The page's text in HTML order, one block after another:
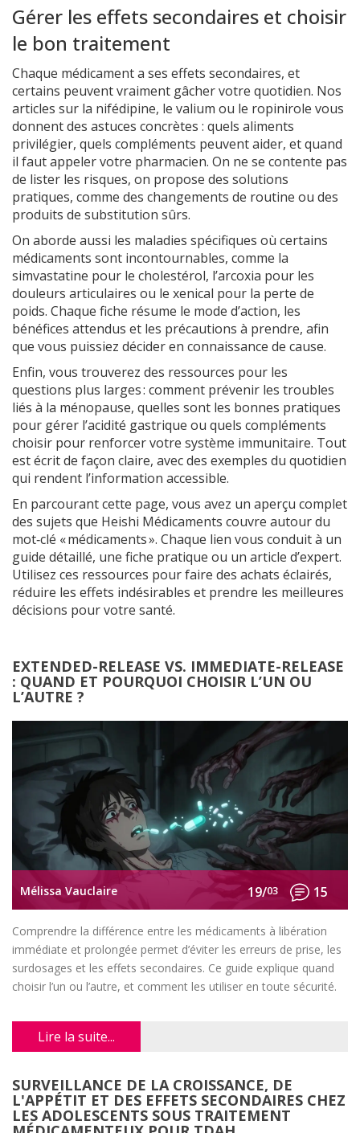
Gérer les effets secondaires et choisir
le bon traitement
Chaque médicament a ses effets secondaires, et
certains peuvent vraiment gâcher votre quotidien. Nos
articles sur la nifédipine, le valium ou le ropinirole vous
donnent des astuces concrètes : quels aliments
privilégier, quels compléments peuvent aider, et quand
il faut appeler votre pharmacien. On ne se contente pas
de lister les risques, on propose des solutions
pratiques, comme des changements de routine ou des
produits de substitution sûrs.
On aborde aussi les maladies spécifiques où certains
médicaments sont incontournables, comme la
simvastatine pour le cholestérol, l’arcoxia pour les
douleurs articulaires ou le xenical pour la perte de
poids. Chaque fiche résume le mode d’action, les
bénéfices attendus et les précautions à prendre, afin
que vous puissiez décider en connaissance de cause.
Enfin, vous trouverez des ressources pour les
questions plus larges : comment prévenir les troubles
liés à la ménopause, quelles sont les bonnes pratiques
pour gérer l’acidité gastrique ou quels compléments
choisir pour renforcer votre système immunitaire. Tout
est écrit de façon claire, avec des exemples du quotidien
qui rendent l’information accessible.
En parcourant cette page, vous avez un aperçu complet
des sujets que Heishi Médicaments couvre autour du
mot‑clé « médicaments ». Chaque lien vous conduit à un
guide détaillé, une fiche pratique ou un article d’expert.
Utilisez ces ressources pour faire des achats éclairés,
réduire les effets indésirables et prendre les meilleures
décisions pour votre santé.
EXTENDED-RELEASE VS. IMMEDIATE-RELEASE
: QUAND ET POURQUOI CHOISIR L’UN OU
L’AUTRE ?
Mélissa Vauclaire 19/03 15
Comprendre la différence entre les médicaments à libération
immédiate et prolongée permet d’éviter les erreurs de prise, les
surdosages et les effets secondaires. Ce guide explique quand
choisir l’un ou l’autre, et comment les utiliser en toute sécurité.
Lire la suite...
SURVEILLANCE DE LA CROISSANCE, DE
L'APPÉTIT ET DES EFFETS SECONDAIRES CHEZ
LES ADOLESCENTS SOUS TRAITEMENT